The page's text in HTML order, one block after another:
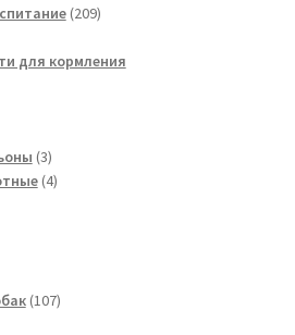
209209
для кормления
33
товара
44
107107